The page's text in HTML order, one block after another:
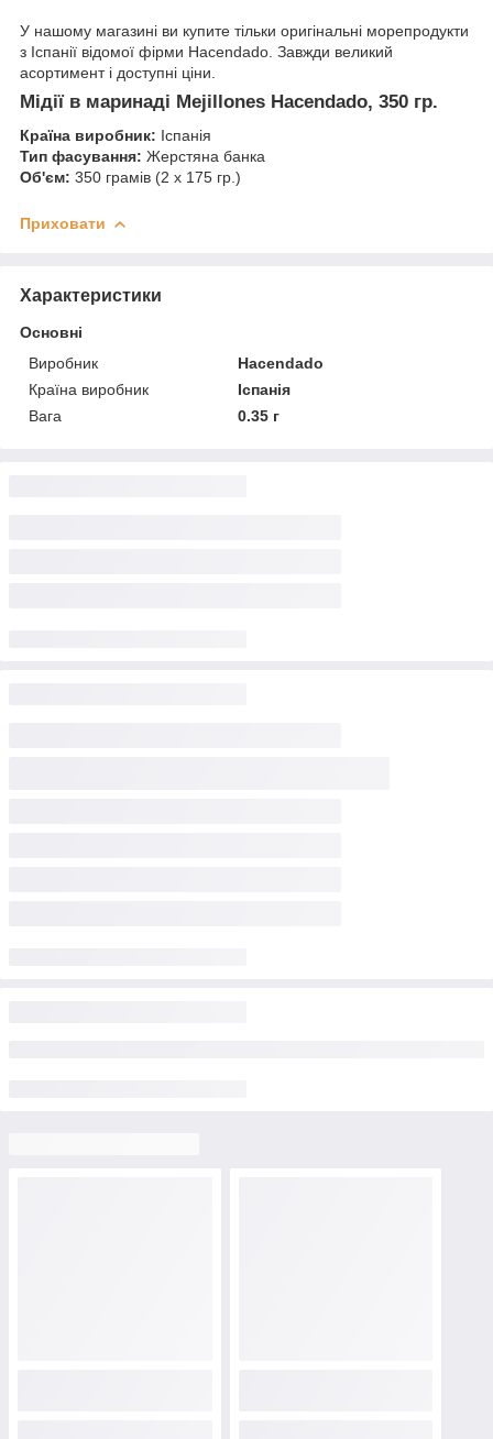
У нашому магазині ви купите тільки оригінальні морепродукти
з Іспанії відомої фірми Hacendado. Завжди великий
асортимент і доступні ціни.
Мідії в маринаді Mejillones Hacendado, 350 гр.
Країна виробник: Іспанія
Тип фасування: Жерстяна банка
Об'єм: 350 грамів (2 х 175 гр.)
Приховати
Характеристики
Основні
Виробник
Hacendado
Країна виробник
Іспанія
Вага
0.35 г